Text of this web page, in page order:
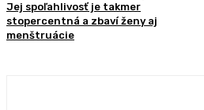
Jej spoľahlivosť je takmer
stopercentná a zbaví ženy aj
menštruácie